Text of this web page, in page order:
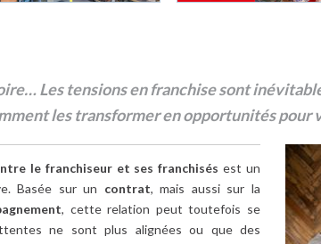
Les tensions en franchise sont
les transformer en opportunités pour
le franchiseur et ses franchisés est un
Basée sur un contrat, mais aussi sur la
, cette relation peut toutefois se
ne sont plus alignées ou que des